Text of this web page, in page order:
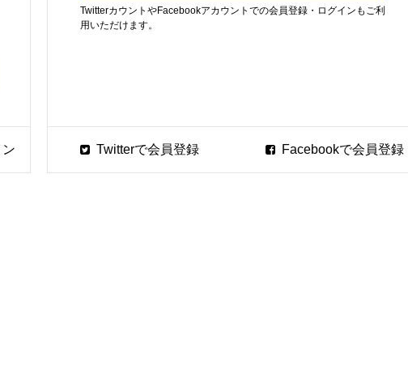
TwitterカウントやFacebookアカウントでの会員登録・ログインもご利
用いただけます。